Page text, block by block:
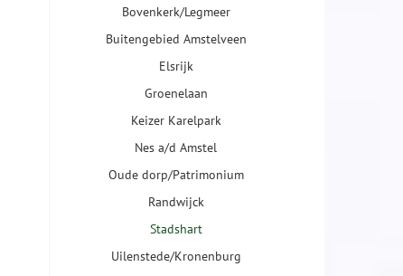
Bovenkerk/Legmeer
Buitengebied Amstelveen
Elsrijk
Groenelaan
Keizer Karelpark
Nes a/d Amstel
Oude dorp/Patrimonium
Randwijck
Stadshart
Uilenstede/Kronenburg